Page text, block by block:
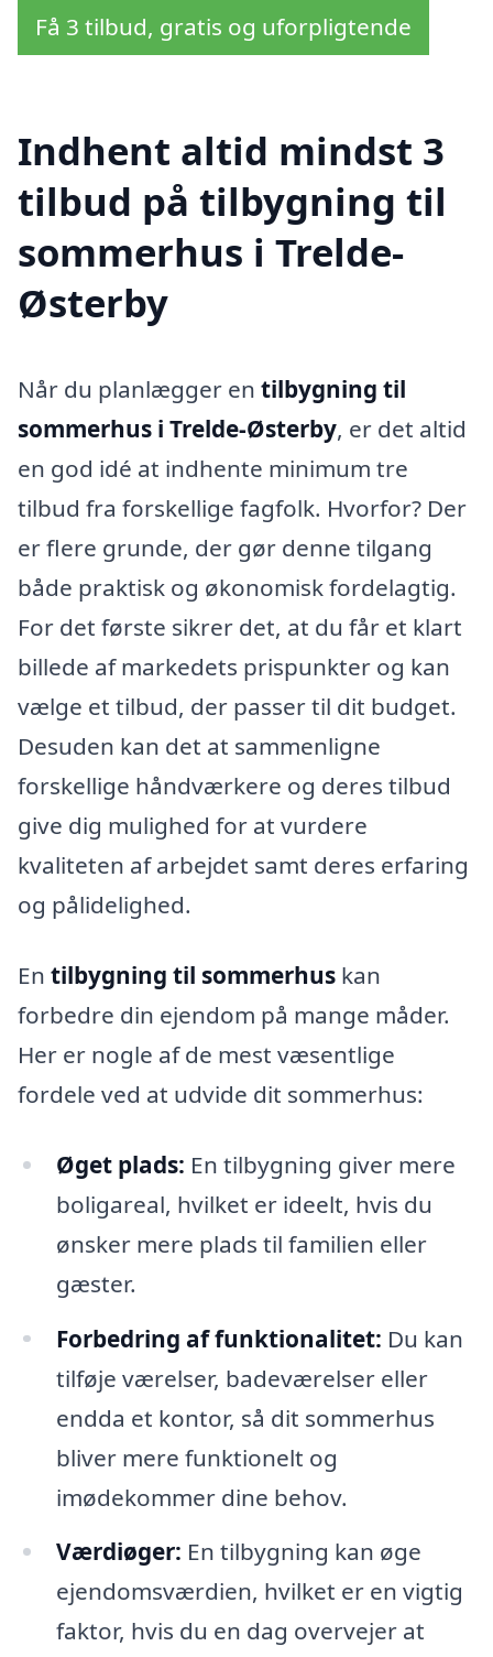
Få 3 tilbud, gratis og uforpligtende
Indhent altid mindst 3
tilbud på tilbygning til
sommerhus i Trelde-
Østerby
Når du planlægger en tilbygning til
sommerhus i Trelde-Østerby, er det altid
en god idé at indhente minimum tre
tilbud fra forskellige fagfolk. Hvorfor? Der
er flere grunde, der gør denne tilgang
både praktisk og økonomisk fordelagtig.
For det første sikrer det, at du får et klart
billede af markedets prispunkter og kan
vælge et tilbud, der passer til dit budget.
Desuden kan det at sammenligne
forskellige håndværkere og deres tilbud
give dig mulighed for at vurdere
kvaliteten af arbejdet samt deres erfaring
og pålidelighed.
En tilbygning til sommerhus kan
forbedre din ejendom på mange måder.
Her er nogle af de mest væsentlige
fordele ved at udvide dit sommerhus:
Øget plads: En tilbygning giver mere
boligareal, hvilket er ideelt, hvis du
ønsker mere plads til familien eller
gæster.
Forbedring af funktionalitet: Du kan
tilføje værelser, badeværelser eller
endda et kontor, så dit sommerhus
bliver mere funktionelt og
imødekommer dine behov.
Værdiøger: En tilbygning kan øge
ejendomsværdien, hvilket er en vigtig
faktor, hvis du en dag overvejer at